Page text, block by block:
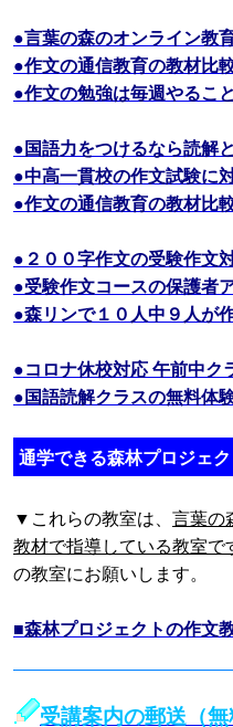
●言葉の森のオンライン教
●作文の通信教育の教材比
●作文の勉強は毎週やるこ
●国語力をつけるなら読解
●中高一貫校の作文試験に
●作文の通信教育の教材比
●２００字作文の受験作文
●受験作文コースの保護者
●森リンで１０人中９人が
●コロナ休校対応 午前中ク
●国語読解クラスの無料体
通学できる森林プロジェ
▼これらの教室は、 言葉の
教材で指導している教室で
の教室にお願いします。
■森林プロジェクトの作文
受講案内の郵送（